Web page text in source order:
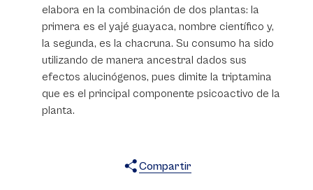
elabora en la combinación de dos plantas: la
primera es el yajé guayaca, nombre científico y,
la segunda, es la chacruna. Su consumo ha sido
utilizando de manera ancestral dados sus
efectos alucinógenos, pues dimite la triptamina
que es el principal componente psicoactivo de la
planta.
Compartir